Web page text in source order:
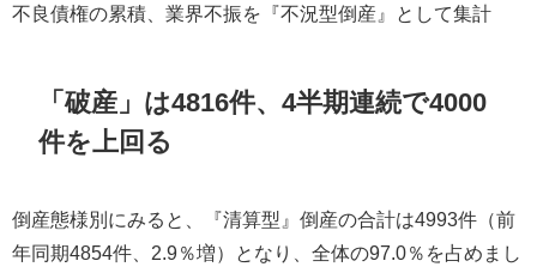
不良債権の累積、業界不振を『不況型倒産』として集計
「破産」は4816件、4半期連続で4000
件を上回る
倒産態様別にみると、『清算型』倒産の合計は4993件（前
年同期4854件、2.9％増）となり、全体の97.0％を占めまし